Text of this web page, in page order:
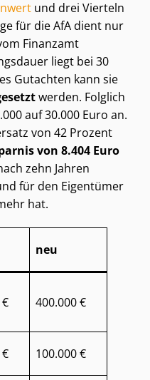
und drei Vierteln
für die AfA dient nur
Finanzamt
liegt bei 30
Gutachten kann sie
werden. Folglich
auf 30.000 Euro an.
von 42 Prozent
von 8.404 Euro
zehn Jahren
für den Eigentümer
hat.
neu
400.000 €
100.000 €